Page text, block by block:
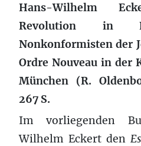
Hans-Wilhelm
Revolution in
Nonkonformisten der
Ordre Nouveau in der
München (R.
267 S.
Im vorliegenden
Wilhelm Eckert den